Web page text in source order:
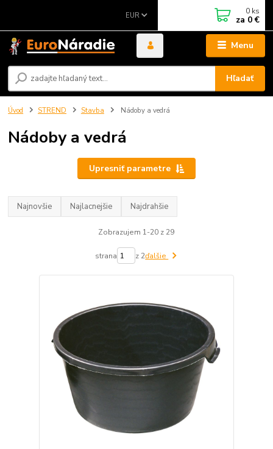
Menu
EUR
Hľadať
0 ks
za 0 €
Úvod STREND Stavba Nádoby a vedrá
Nádoby a vedrá
Upresniť parametre
Najnovšie Najlacnejšie Najdrahšie
Zobrazujem 1-20 z 29
strana z 2ďalšie